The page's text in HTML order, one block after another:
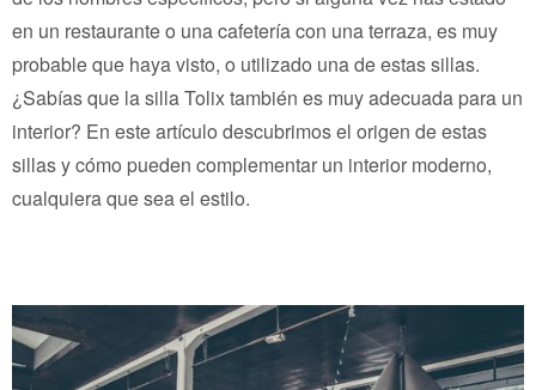
en un restaurante o una cafetería con una terraza, es muy
probable que haya visto, o utilizado una de estas sillas.
¿Sabías que la silla Tolix también es muy adecuada para un
interior? En este artículo descubrimos el origen de estas
sillas y cómo pueden complementar un interior moderno,
cualquiera que sea el estilo.